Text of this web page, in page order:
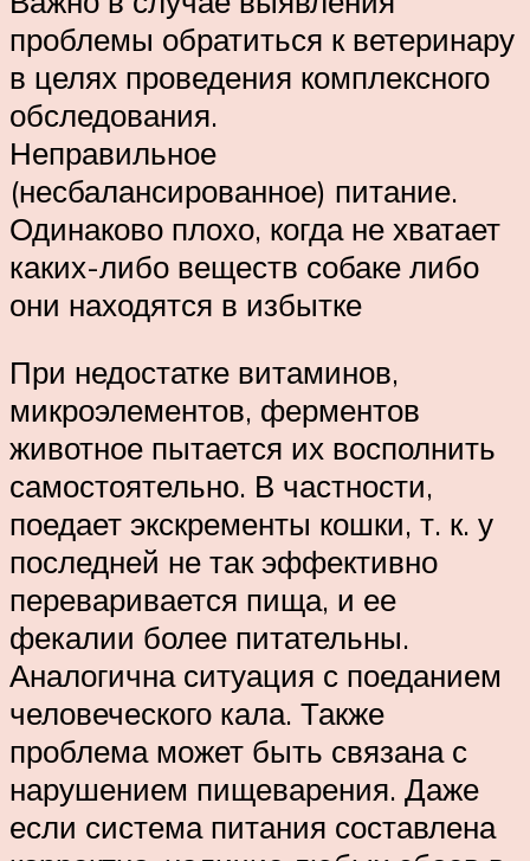
проблемы обратиться к ветеринару
в целях проведения комплексного
обследования.
Неправильное
(несбалансированное) питание.
Одинаково плохо, когда не хватает
каких-либо веществ собаке либо
они находятся в избытке
При недостатке витаминов,
микроэлементов, ферментов
животное пытается их восполнить
самостоятельно. В частности,
поедает экскременты кошки, т. к. у
последней не так эффективно
переваривается пища, и ее
фекалии более питательны.
Аналогична ситуация с поеданием
человеческого кала. Также
проблема может быть связана с
нарушением пищеварения. Даже
если система питания составлена